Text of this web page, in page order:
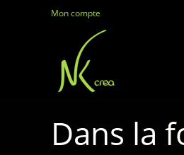
Mon compte
Dans la